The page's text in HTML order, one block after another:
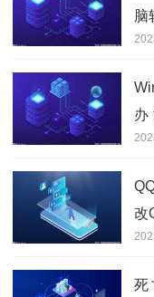
脑
办
分
改
死